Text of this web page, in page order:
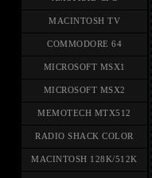
MACINTOSH TV
COMMODORE 64
MICROSOFT MSX1
MICROSOFT MSX2
MEMOTECH MTX512
RADIO SHACK COLOR
MACINTOSH 128K/512K